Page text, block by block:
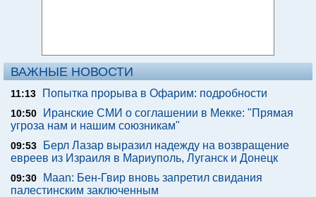
ВАЖНЫЕ НОВОСТИ
11:13 Попытка прорыва в Офарим: подробности
10:50
Иранские СМИ о соглашении в Мекке: "Прямая
угроза нам и нашим союзникам"
09:53
Берл Лазар выразил надежду на возвращение
евреев из Израиля в Мариуполь, Луганск и Донецк
09:30
Maan: Бен-Гвир вновь запретил свидания
палестинским заключенным